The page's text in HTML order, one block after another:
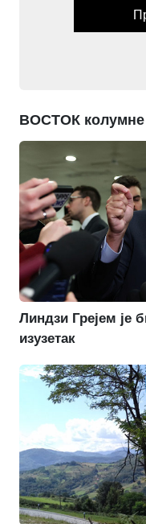
ВОСТОК колумне
Линдзи Грејем је
изузетак